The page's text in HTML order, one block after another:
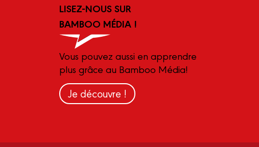
LISEZ-NOUS SUR
BAMBOO MÉDIA !
Vous pouvez aussi en apprendre
plus grâce au Bamboo Média!
Je découvre !